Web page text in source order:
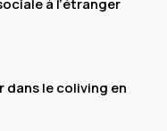
à l’étranger
dans le coliving en